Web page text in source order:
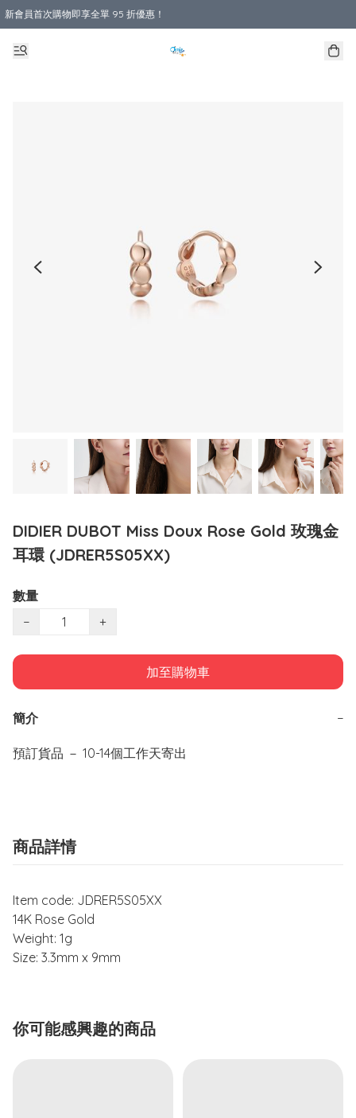
新會員首次購物即享全單 95 折優惠！
購物滿 HKD 800.00即享免運費優惠！（適用於 本地送貨、本地取貨 )
DIDIER DUBOT Miss Doux Rose Gold 玫瑰金
耳環 (JDRER5S05XX)
數量
−
+
加至購物車
簡介 −
商品詳情
Item code: JDRER5S05XX
14K Rose Gold
Weight: 1g
Size: 3.3mm x 9mm
你可能感興趣的商品